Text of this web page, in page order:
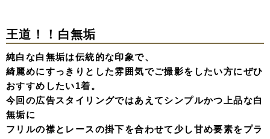
王道！！白無垢
純白な白無垢は伝統的な印象で、
綺麗めにすっきりとした雰囲気でご撮影をしたい方にぜひ
おすすめしたい1着。
今回の広告スタイリングではあえてシンプルかつ上品な白
無垢に
フリルの襟とレースの掛下を合わせて少し甘め要素をプラ